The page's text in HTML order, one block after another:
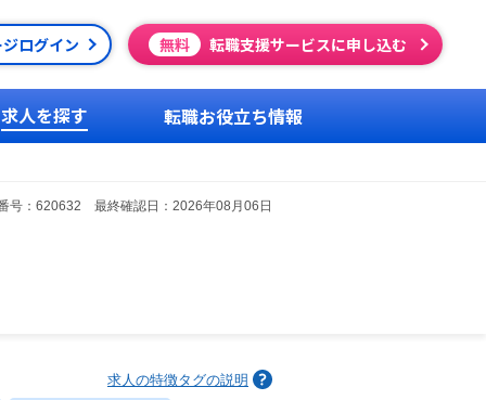
ログイン 無料 転職支援サービスに申し込む
求人を探す 転職お役立ち情報
号：620632 最終確認日：2026年08月06日
求人の特徴タグの説明